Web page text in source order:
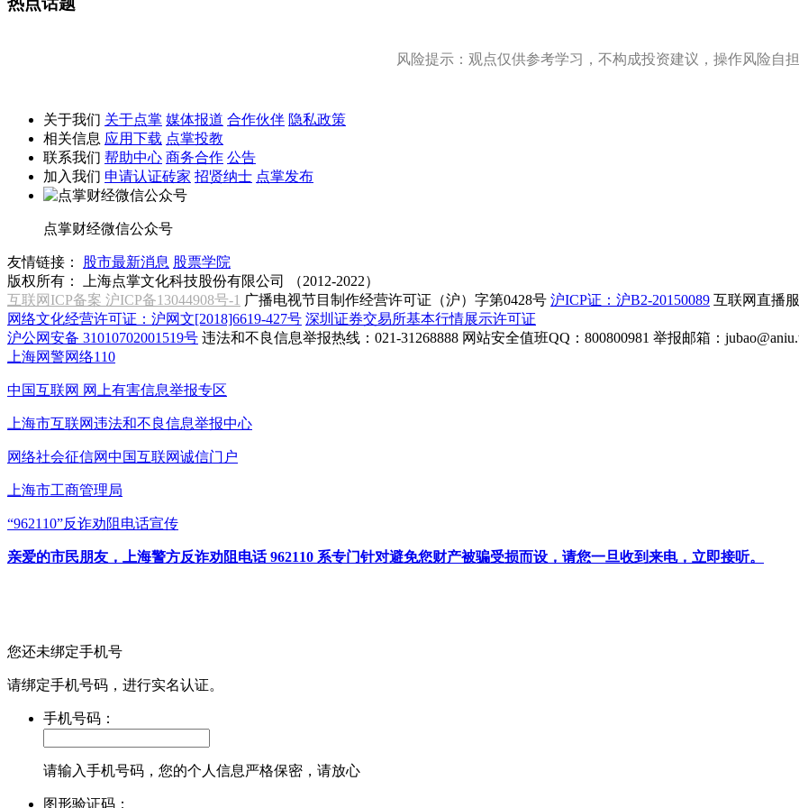
风险提示：观点仅供参考学习，不构成投资建议，操作风险自担
关于我们 关于点掌 媒体报道 合作伙伴 隐私政策
相关信息 应用下载 点掌投教
联系我们 帮助中心 商务合作 公告
加入我们 申请认证砖家 招贤纳士 点掌发布
点掌财经微信公众号
友情链接： 股市最新消息 股票学院
版权所有：
上海点掌文化科技股份有限公司 （2012-2022）
互联网ICP备案 沪ICP备13044908号-1 广播电视节目制作经营许可证（沪）字第0428号 沪ICP证：沪B2-20150089 互联网直播
网络文化经营许可证：沪网文[2018]6619-427号 深圳证券交易所基本行情展示许可证
沪公网安备 31010702001519号 违法和不良信息举报热线：021-31268888 网站安全值班QQ：800800981 举报邮箱：
上海网警网络110
中国互联网 网上有害信息举报专区
上海市互联网违法和不良信息举报中心
网络社会征信网中国互联网诚信门户
上海市工商管理局
“962110”反诈劝阻电话宣传
亲爱的市民朋友，上海警方反诈劝阻电话 962110 系专门针对避免您财产被骗受损而设，请您一旦收到来电，立即接听。
您还未绑定手机号
请绑定手机号码，进行实名认证。
手机号码：
请输入手机号码，您的个人信息严格保密，请放心
图形验证码：